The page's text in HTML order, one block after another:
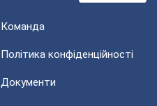
Команда
Політика конфіденційності
Документи